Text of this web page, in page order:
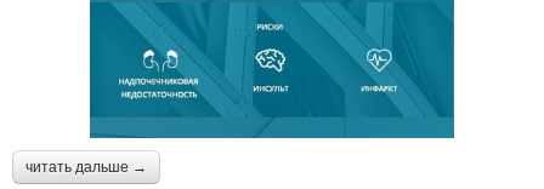
читать дальше →